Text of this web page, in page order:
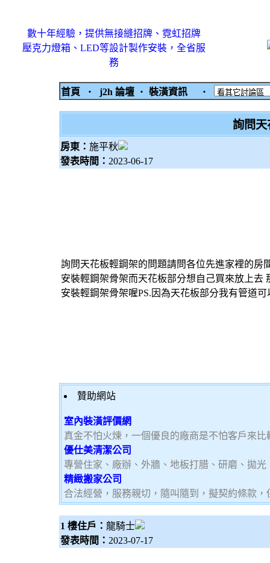
數十年經驗，提供無接縫招牌、霓虹招牌
壓克力燈箱、LED等設計製作安裝，全省服
務
首頁 ‧ j2h 論壇 ‧ 裝潢資訊 ‧
詢問天
房東： 施平秋
發表時間： 2023-06-17
詢問天花板輕鋼架的問題請問各位先進家裡的房
安裝輕鋼架骨架而天花板部分想自己買來放上
安裝輕鋼架骨架喔PS.因為天花板部分我有管道
贊助網站
室內裝潢評價網
真金不怕火煉，一個優良的廠商是不怕客戶來
優仕美清潔公司
專營住家、廠辦、外牆、地板打腊、研磨、拋
精緻搬家公司
合法經營，服務親切，隨叫隨到，擬契約條款，
1 樓住戶： 龍騎士
發表時間： 2023-07-17